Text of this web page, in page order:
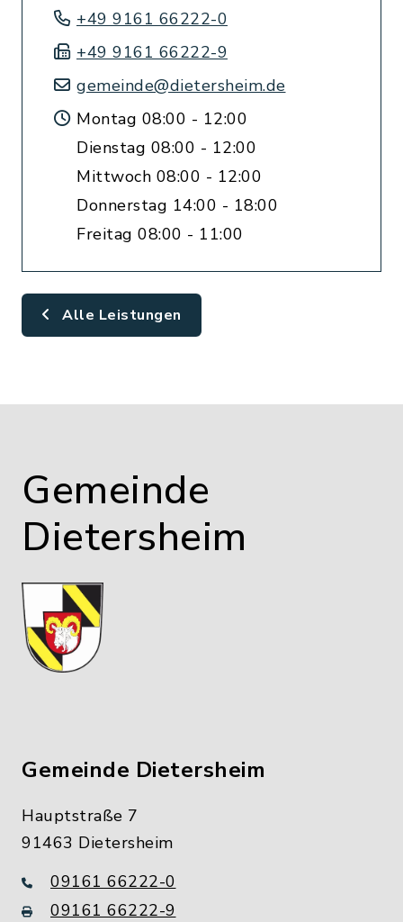
+49 9161 66222-0
+49 9161 66222-9
gemeinde@dietersheim.de
Montag 08:00 - 12:00
Dienstag 08:00 - 12:00
Mittwoch 08:00 - 12:00
Donnerstag 14:00 - 18:00
Freitag 08:00 - 11:00
Alle Leistungen
Gemeinde
Dietersheim
Gemeinde Dietersheim
Hauptstraße 7
91463 Dietersheim
09161 66222-0
09161 66222-9